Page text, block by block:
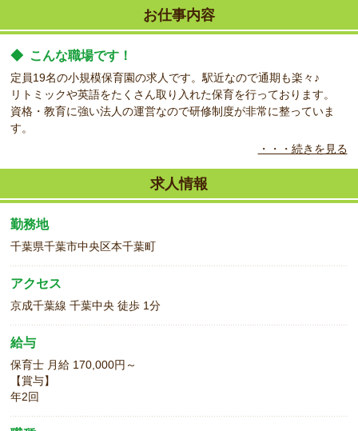
お仕事内容
◆ こんな職場です！
定員19名の小規模保育園の求人です。駅近なので通期も楽々♪
リトミックや英語をたくさん取り入れた保育を行っております。
資格・教育に強い法人の運営なので研修制度が非常に整っていま
す。
正社員の求人です。研修制度が充実しているのでブランクがある方
・・・続きを見る
求人情報
勤務地
千葉県千葉市中央区本千葉町
アクセス
京成千葉線 千葉中央 徒歩 1分
給与
保育士 月給 170,000円～
【賞与】
年2回